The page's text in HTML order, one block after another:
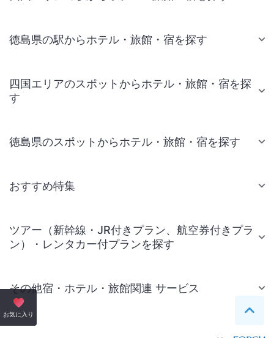
お気に入り ペー
徳島県の駅からホテル・旅館・宿を探す
四国エリアのスポットからホテル・旅館・宿を探
す
徳島県のスポットからホテル・旅館・宿を探す
おすすめ特集
ツアー（新幹線・JR付きプラン、航空券付きプラ
ン）・レンタカー付プランを探す
その他宿・ホテル・旅館関連 サービス
国内旅行・国内ツアー